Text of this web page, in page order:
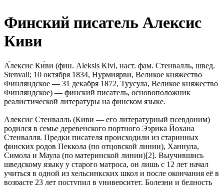
Финский писатель Алексис
Киви
А́лексис Ки́ви (фин. Aleksis Kivi, наст. фам. Стенвалль, швед.
Stenvall; 10 октября 1834, Нурмиярви, Великое княжество
Финляндское — 31 декабря 1872, Туусула, Великое княжество
Финляндское) — финский писатель, основоположник
реалистической литературы на финском языке.
Алексис Стенвалль (Киви — его литературный псевдоним)
родился в семье деревенского портного Ээрика Йохана
Стенвалля. Предки писателя происходили из старинных
финских родов Пеккола (по отцовской линии), Ханнула,
Симола и Маула (по материнской линии)[2]. Выучившись
шведскому языку у старого матроса, он лишь с 12 лет начал
учиться в одной из хельсинкских школ и после окончания её в
возрасте 23 лет поступил в университет. Болезни и бедность